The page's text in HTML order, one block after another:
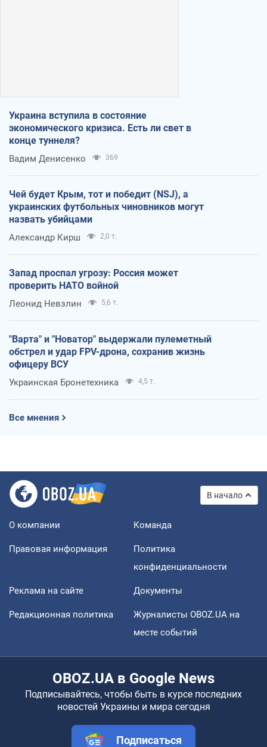
Украина вступила в состояние
экономического кризиса. Есть ли свет в
конце туннеля?
Вадим Денисенко 369
Чей будет Крым, тот и победит (NSJ), а
украинских футбольных чиновников могут
назвать убийцами
Александр Кирш 2,0 т.
Запад проспал угрозу: Россия может
проверить НАТО войной
Леонид Невзлин 5,6 т.
"Варта" и "Новатор" выдержали пулеметный
обстрел и удар FPV-дрона, сохранив жизнь
офицеру ВСУ
Украинская Бронетехника 4,5 т.
Все мнения
В начало
О компании Команда
Правовая информация
Политика
конфиденциальности
Реклама на сайте Документы
Редакционная политика
Журналисты OBOZ.UA на
месте событий
OBOZ.UA в Google News
Подписывайтесь, чтобы быть в курсе последних
новостей Украины и мира сегодня
Подписаться